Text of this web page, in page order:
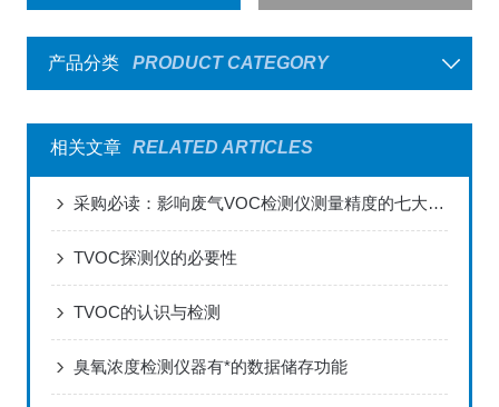
产品分类 PRODUCT CATEGORY
相关文章 RELATED ARTICLES
采购必读：影响废气VOC检测仪测量精度的七大关键因素
TVOC探测仪的必要性
TVOC的认识与检测
臭氧浓度检测仪器有*的数据储存功能